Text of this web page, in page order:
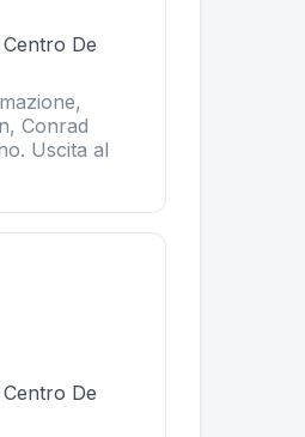
De
Conrad
Uscita al
De